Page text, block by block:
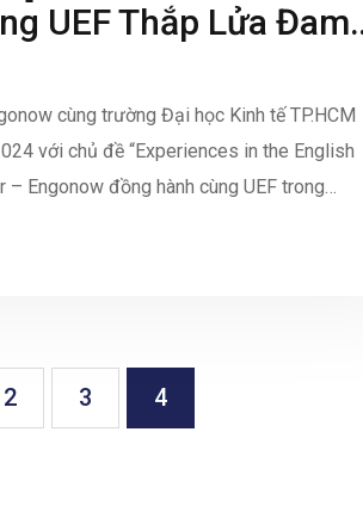
UEF Thắp Lửa Đam
cùng trường Đại học Kinh tế TP.HCM
với chủ đề “Experiences in the English
Engonow đồng hành cùng UEF trong
2 3 4